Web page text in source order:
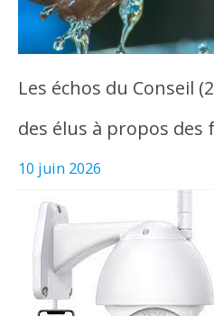
Les échos du Conseil
des élus à propos
10 juin 2026